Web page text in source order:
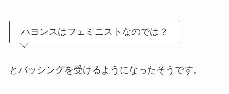
ハヨンスはフェミニストなのでは？
とバッシングを受けるようになったそうです。